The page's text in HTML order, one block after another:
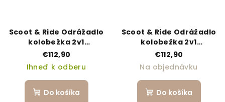
Scoot & Ride Odrážadlo
kolobežka 2v1
Highwaykick 1
blueberry
€112,90
Ihneď k odberu
Do košíka
Scoot & Ride Odrážadlo
kolobežka 2v1
Highwaykick 1 lemon
€112,90
Na objednávku
Do košíka